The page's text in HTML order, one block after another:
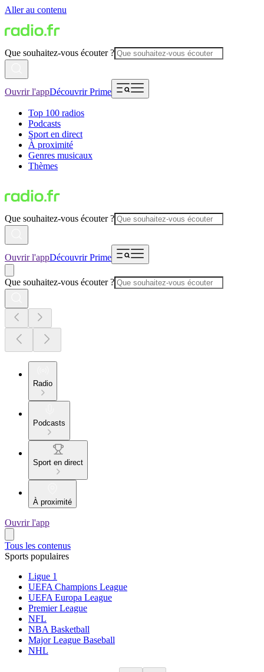
Aller au contenu
Que souhaitez-vous écouter ?
Ouvrir l'appDécouvrir Prime
Top 100 radios
Podcasts
Sport en direct
À proximité
Genres musicaux
Thèmes
Que souhaitez-vous écouter ?
Ouvrir l'appDécouvrir Prime
Que souhaitez-vous écouter ?
Radio
Podcasts
Sport en direct
À proximité
Ouvrir l'app
Tous les contenus
Sports populaires
Ligue 1
UEFA Champions League
UEFA Europa League
Premier League
NFL
NBA Basketball
Major League Baseball
NHL